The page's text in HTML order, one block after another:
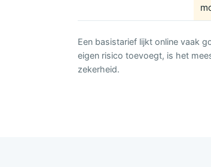
Een basistarief lijkt online vaak
eigen risico toevoegt, is het
zekerheid.